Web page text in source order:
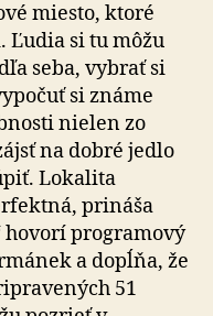
miesto, ktoré
Ľudia si tu môžu
seba, vybrať si
si známe
nielen zo
na dobré jedlo
Lokalita
prináša
hovorí programový
a dopĺňa, že
51